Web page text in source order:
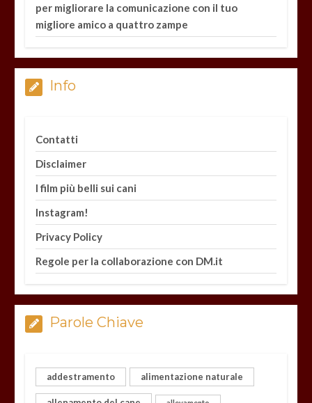
per migliorare la comunicazione con il tuo
migliore amico a quattro zampe
Info
Contatti
Disclaimer
I film più belli sui cani
Instagram!
Privacy Policy
Regole per la collaborazione con DM.it
Parole Chiave
addestramento alimentazione naturale